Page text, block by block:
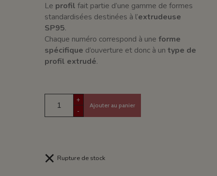
Le profil fait partie d’une gamme de formes
standardisées destinées à l’extrudeuse
SP95.
Chaque numéro correspond à uneforme
spécifique d’ouverture et donc à untype de
profil extrudé.
+
-
Ajouter au panier
Rupture de stock